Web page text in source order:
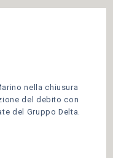
nella chiusura
del debito con
del Gruppo Delta.